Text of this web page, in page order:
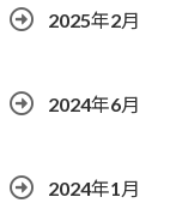
2025年2月
2024年6月
2024年1月